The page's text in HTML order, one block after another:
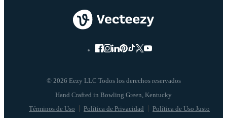
© 2026 Eezy LLC Todos los derechos reservados
Términos de Uso Política de Privacidad Política de Uso Justo